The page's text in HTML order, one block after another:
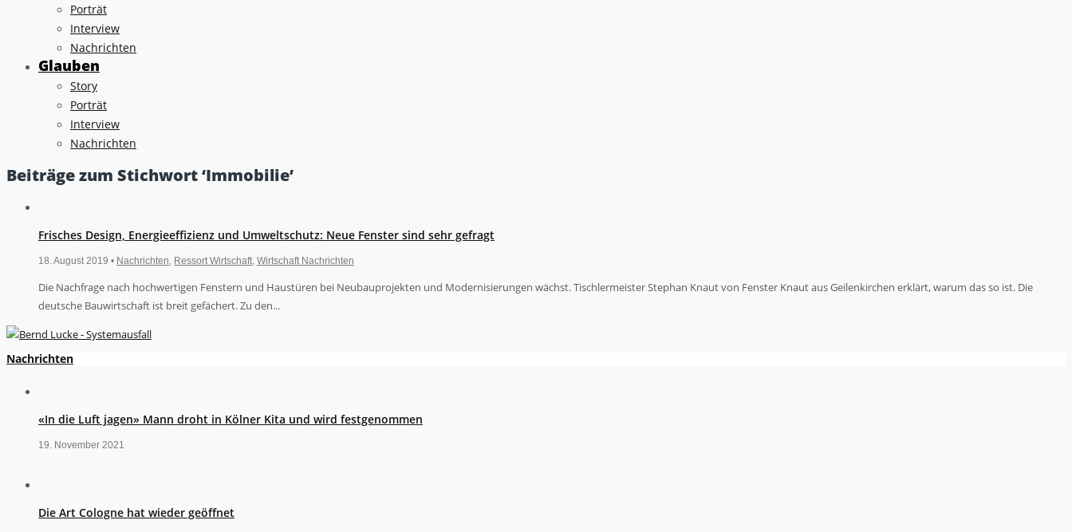
Porträt
Interview
Nachrichten
Glauben
Story
Porträt
Interview
Nachrichten
Beiträge zum Stichwort ‘Immobilie’
Frisches Design, Energieeffizienz und Umweltschutz: Neue Fenster sind sehr gefragt
18. August 2019 • Nachrichten Ressort Wirtschaft Wirtschaft Nachrichten
Die Nachfrage nach hochwertigen Fenstern und Haustüren bei Neubauprojekten und Modernisierungen wächst. Tischlermeister Stephan Knaut von Fenster Knaut aus Geilenkirchen erklärt, warum das so ist. Die
deutsche Bauwirtschaft ist breit gefächert. Zu den...
Nachrichten
«In die Luft jagen» Mann droht in Kölner Kita und wird festgenommen
19. November 2021
Die Art Cologne hat wieder geöffnet